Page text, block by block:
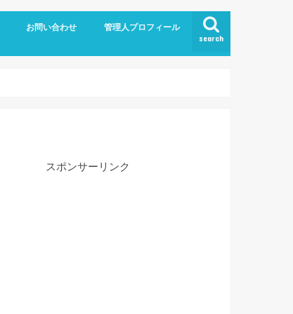
search
お問い合わせ 管理人プロフィール
スポンサーリンク